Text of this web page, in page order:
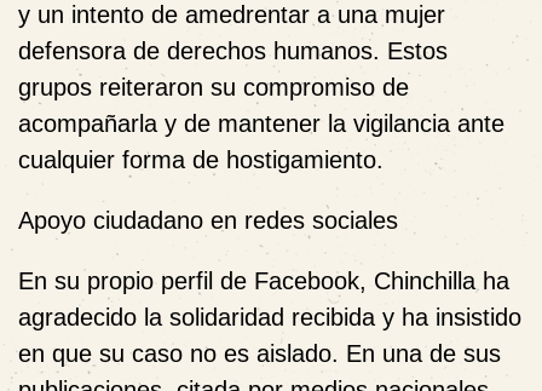
y un intento de amedrentar a una mujer
defensora de derechos humanos. Estos
grupos reiteraron su compromiso de
acompañarla y de mantener la vigilancia ante
cualquier forma de hostigamiento.
Apoyo ciudadano en redes sociales
En su propio perfil de Facebook, Chinchilla ha
agradecido la solidaridad recibida y ha insistido
en que su caso no es aislado. En una de sus